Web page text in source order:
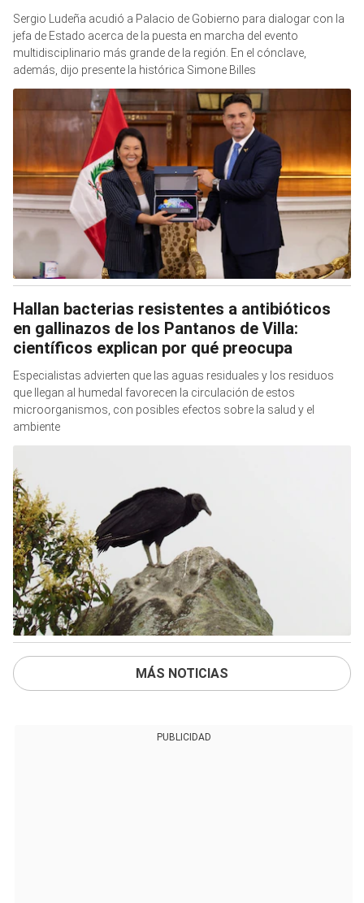
Sergio Ludeña acudió a Palacio de Gobierno para dialogar con la
jefa de Estado acerca de la puesta en marcha del evento
multidisciplinario más grande de la región. En el cónclave,
además, dijo presente la histórica Simone Billes
Hallan bacterias resistentes a antibióticos
en gallinazos de los Pantanos de Villa:
científicos explican por qué preocupa
Especialistas advierten que las aguas residuales y los residuos
que llegan al humedal favorecen la circulación de estos
microorganismos, con posibles efectos sobre la salud y el
ambiente
MÁS NOTICIAS
PUBLICIDAD